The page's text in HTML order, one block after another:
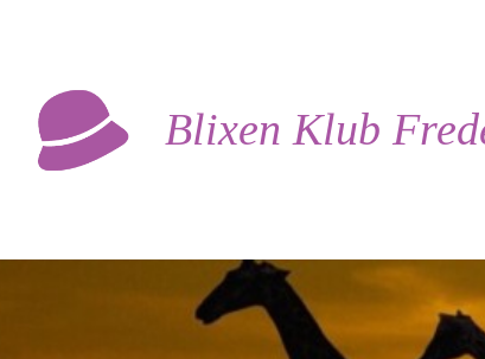
Blixen Klub